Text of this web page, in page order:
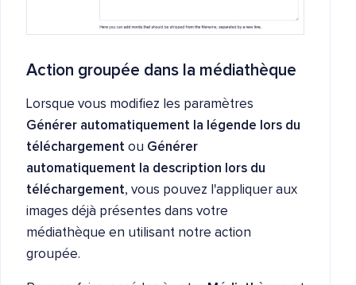
Action groupée dans la médiathèque
Lorsque vous modifiez les paramètres
Générer automatiquement la légende lors du
téléchargement ou Générer
automatiquement la description lors du
téléchargement, vous pouvez l'appliquer aux
images déjà présentes dans votre
médiathèque en utilisant notre action
groupée.